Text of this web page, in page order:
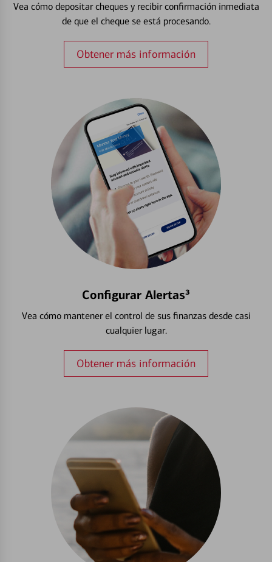
Vea cómo depositar cheques y recibir confirmación inmediata
de que el cheque se está procesando.
Obtener más información
Configurar Alertas³
Vea cómo mantener el control de sus finanzas desde casi
cualquier lugar.
Obtener más información